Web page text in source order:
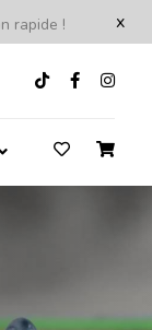
x
rapide !